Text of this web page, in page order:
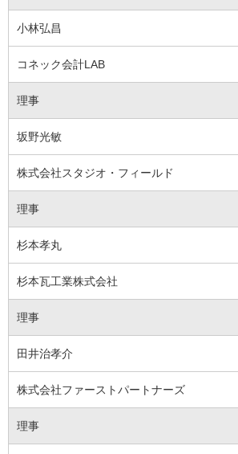
小林弘昌
コネック会計LAB
理事
坂野光敏
株式会社スタジオ・フィールド
理事
杉本孝丸
杉本瓦工業株式会社
理事
田井治孝介
株式会社ファーストパートナーズ
理事